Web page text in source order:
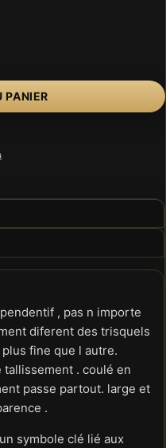
PANIER
, pas n importe
diferent des trisquels
fine que l autre.
. coulé en
passe partout. large et
.
symbole clé lié aux